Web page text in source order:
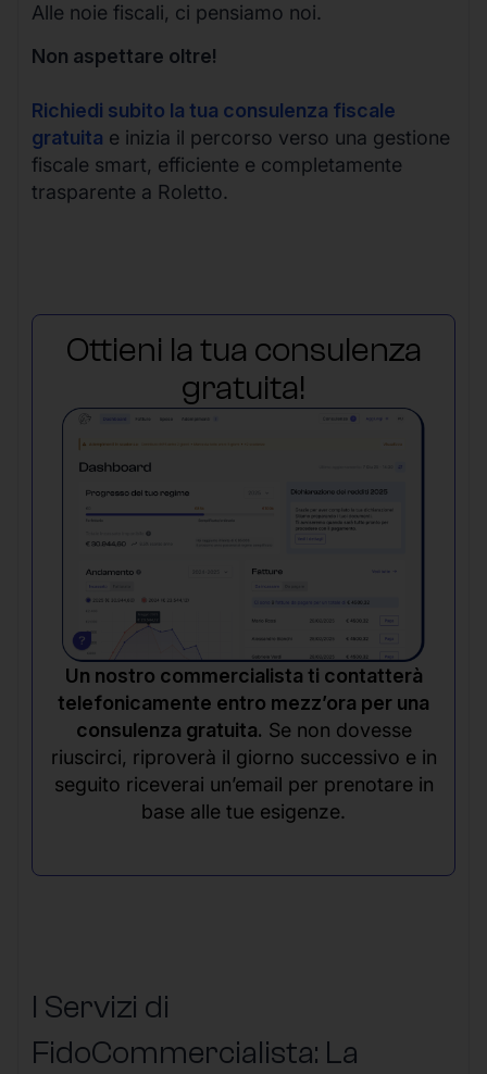
Alle noie fiscali, ci pensiamo noi.
Non aspettare oltre!
Richiedi subito la tua consulenza fiscale
gratuita e inizia il percorso verso una gestione
fiscale smart, efficiente e completamente
trasparente a Roletto.
Ottieni la tua consulenza
gratuita!
Un nostro commercialista ti contatterà
telefonicamente entro mezz’ora per una
consulenza gratuita. Se non dovesse
riuscirci, riproverà il giorno successivo e in
seguito riceverai un’email per prenotare in
base alle tue esigenze.
I Servizi di
FidoCommercialista: La